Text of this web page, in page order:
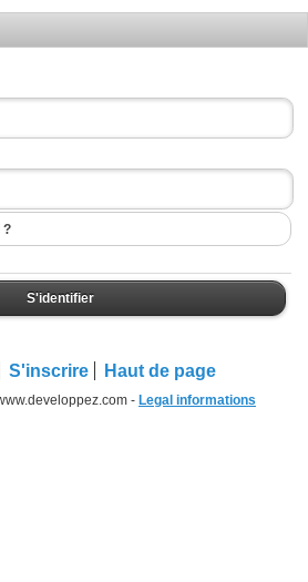
?
S'identifier
S'inscrire Haut de page
- Legal informations